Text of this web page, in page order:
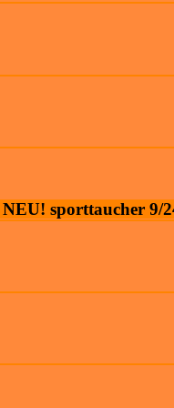
sporttaucher 9/